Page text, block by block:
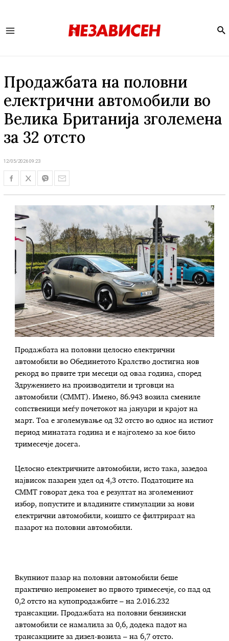
Продажбата на половни
електрични автомобили во
Велика Британија зголемена
за 32 отсто
12/05/2026 09:23
Продажбата на половни целосно електрични
автомобили во Обединетото Кралство достигна нов
рекорд во првите три месеци од оваа година, според
Здружението на производители и трговци на
автомобили (СММТ). Имено, 86.943 возила смениле
сопственици меѓу почетокот на јануари и крајот на
март. Тоа е зголемување од 32 отсто во однос на истиот
период минатата година и е најголемо за кое било
тримесечје досега.
Целосно електричните автомобили, исто така, зазедоа
највисок пазарен удел од 4,3 отсто. Податоците на
СММТ говорат дека тоа е резултат на зголемениот
избор, попустите и владините стимулации за нови
електрични автомобили, коишто се филтрираат на
пазарот на половни автомобили.
Вкупниот пазар на половни автомобили беше
практично непроменет во првото тримесечје, со пад од
0,2 отсто на купопродажбите – на 2.016.232
трансакции. Продажбата на половни бензински
автомобили се намалила за 0,6, додека падот на
трансакциите за дизел-возила – на 6,7 отсто.